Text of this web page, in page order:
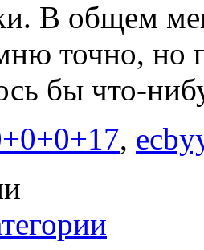
В общем
точно, но
бы что-
,